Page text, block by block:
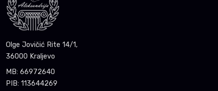
Olge Jovičić Rite 14/1,
36000 Kraljevo
MB: 66972640
PIB: 113644269